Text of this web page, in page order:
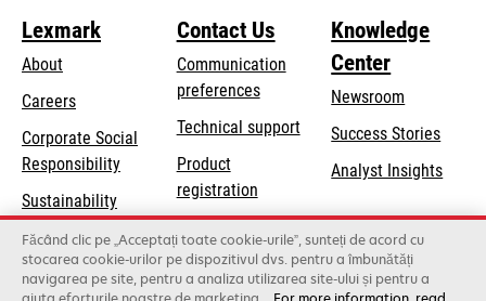
Lexmark
About
Careers
Corporate Social
Responsibilityopens
a
new
tab
Sustainability
Lexmark Partners
Contact Us
Communication
preferences
Technical supportopens
Product
registration
Find a dealer
List of wholesalers
Knowledge
Center
Newsroom
Success Stories
Analyst Insights
Făcând clic pe „Acceptați toate cookie-urile”, sunteți de acord cu
stocarea cookie-urilor pe dispozitivul dvs. pentru a îmbunătăți
navigarea pe site, pentru a analiza utilizarea site-ului și pentru a